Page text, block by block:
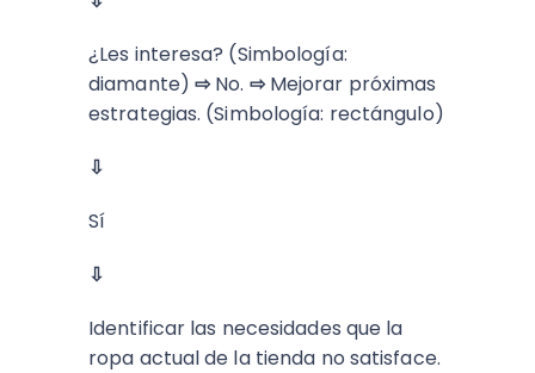
¿Les interesa? (Simbología:
diamante) ⇨No. ⇨Mejorar próximas
estrategias. (Simbología: rectángulo)
⇩
Sí
⇩
Identificar las necesidades que la
ropa actual de la tienda no satisface.